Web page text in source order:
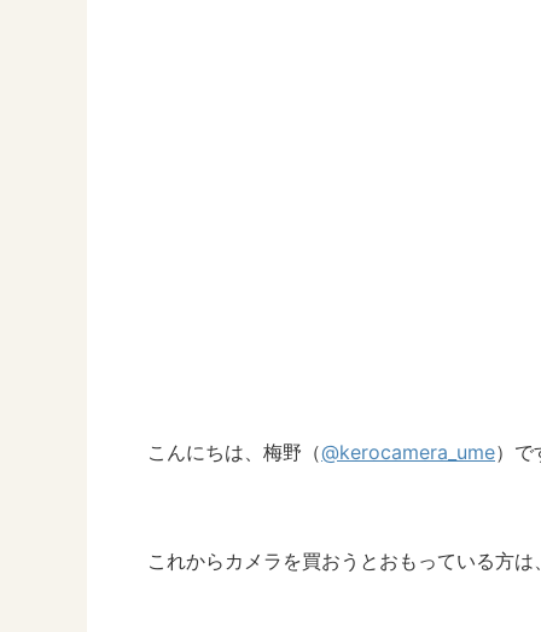
こんにちは、梅野（@kerocamera_ume）で
これからカメラを買おうとおもっている方